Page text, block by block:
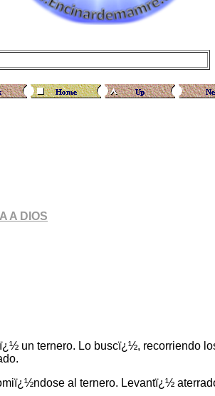
A DIOS
un ternero. Lo buscï¿½, recorriendo
al ternero. Levantï¿½